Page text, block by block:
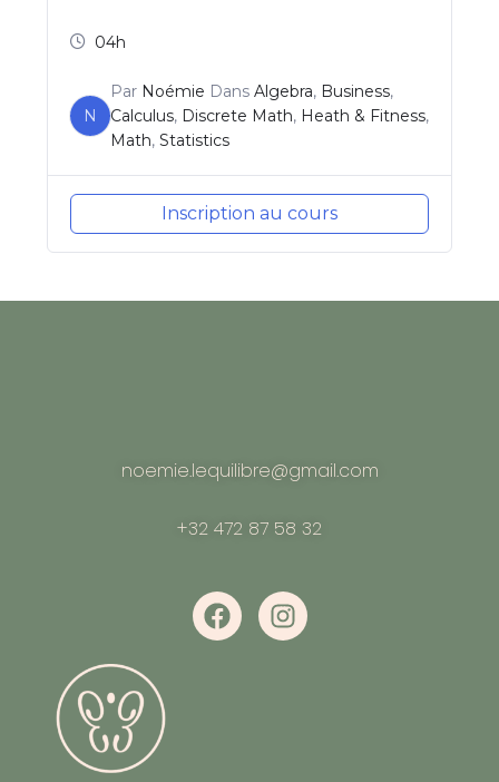
04h
N
Par Noémie Dans Algebra, Business,
Calculus, Discrete Math, Heath & Fitness,
Math, Statistics
Inscription au cours
noemie.lequilibre@gmail.com
+32 472 87 58 32